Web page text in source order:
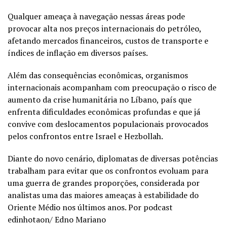
Qualquer ameaça à navegação nessas áreas pode
provocar alta nos preços internacionais do petróleo,
afetando mercados financeiros, custos de transporte e
índices de inflação em diversos países.
Além das consequências econômicas, organismos
internacionais acompanham com preocupação o risco de
aumento da crise humanitária no Líbano, país que
enfrenta dificuldades econômicas profundas e que já
convive com deslocamentos populacionais provocados
pelos confrontos entre Israel e Hezbollah.
Diante do novo cenário, diplomatas de diversas potências
trabalham para evitar que os confrontos evoluam para
uma guerra de grandes proporções, considerada por
analistas uma das maiores ameaças à estabilidade do
Oriente Médio nos últimos anos. Por podcast
edinhotaon/ Edno Mariano